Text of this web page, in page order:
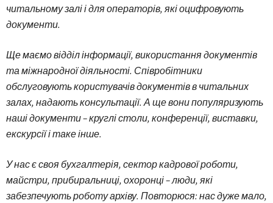
читальному залі і для операторів, які оцифровують
документи.
Ще маємо відділ інформації, використання документів
та міжнародної діяльності. Співробітники
обслуговують користувачів документів в читальних
залах, надають консультації. А ще вони популяризують
наші документи – круглі столи, конференції, виставки,
екскурсії і таке інше.
У нас є своя бухгалтерія, сектор кадрової роботи,
майстри, прибиральниці, охоронці – люди, які
забезпечують роботу архіву. Повторюся: нас дуже мало,